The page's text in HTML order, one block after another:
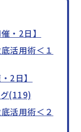
・2日】
活用術＜１
2日】
(119)
活用術＜２